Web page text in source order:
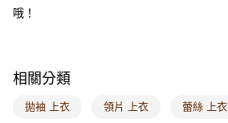
海外配送-港/澳/新/馬/泰國專屬
海外配送-歐美地區
哦！
相關分類
拋袖 上衣 領片 上衣 蕾絲 上衣